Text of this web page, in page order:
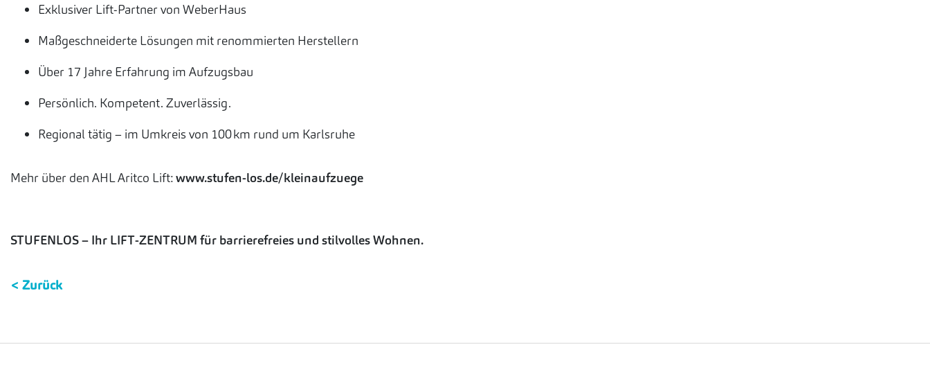
Exklusiver Lift-Partner von WeberHaus
Maßgeschneiderte Lösungen mit renommierten Herstellern
Über 17 Jahre Erfahrung im Aufzugsbau
Persönlich. Kompetent. Zuverlässig.
Regional tätig – im Umkreis von 100 km rund um Karlsruhe
Mehr über den AHL Aritco Lift:www.stufen-los.de/kleinaufzuege
STUFENLOS – Ihr LIFT-ZENTRUM für barrierefreies und stilvolles Wohnen.
< Zurück